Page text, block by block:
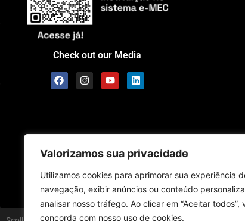
Valorizamos sua privacidade
Utilizamos cookies para aprimorar sua experiência
navegação, exibir anúncios ou conteúdo
analisar nosso tráfego. Ao clicar em “Aceitar todos”,
concorda com nosso uso de cookies.
Check out our Media